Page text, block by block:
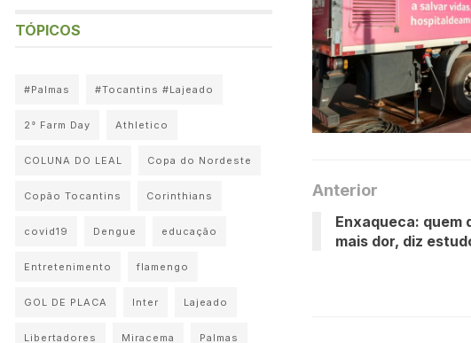
Anterior
Enxaqueca: quem
mais dor, diz
TÓPICOS
#Palmas #Tocantins #Lajeado
2° Farm Day Athletico
COLUNA DO LEAL Copa do Nordeste
Copão Tocantins Corinthians
covid19 Dengue educação
Entretenimento flamengo
GOL DE PLACA Inter Lajeado
Libertadores Miracema Palmas